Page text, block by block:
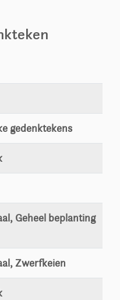
gedenktekens
Geheel beplanting
Zwerfkeien